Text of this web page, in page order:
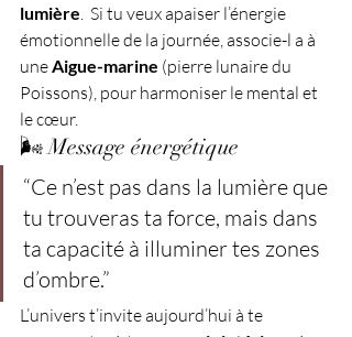
lumière.  Si tu veux apaiser l’énergie
émotionnelle de la journée, associe-l a à
une Aigue-marine (pierre lunaire du
Poissons), pour harmoniser le mental et
le cœur.
🌬️ Message énergétique
“Ce n’est pas dans la lumière que
tu trouveras ta force, mais dans
ta capacité à illuminer tes zones
d’ombre.”
L’univers t’invite aujourd’hui à te